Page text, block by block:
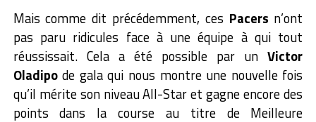
Mais comme dit précédemment, ces Pacers n’ont
pas paru ridicules face à une équipe à qui tout
réussissait. Cela a été possible par unVictor
Oladipode gala qui nous montre une nouvelle fois
qu’il mérite son niveau All-Star et gagne encore des
points dans la course au titre de Meilleure